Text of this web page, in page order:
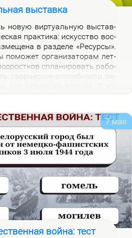
выставка
но­вую вир­ту­аль­ную вы­став­
прак­ти­ка: ис­кус­ство вос­
в раз­де­ле «Ре­сур­сы».
по­мо­жет ор­га­ни­за­то­рам лет­
спла­ни­ро­вать ра­бо­
7 мая
война: тест